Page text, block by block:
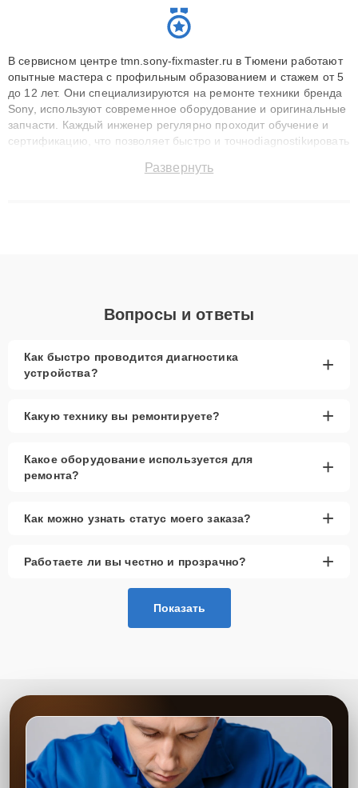
В сервисном центре tmn.sony-fixmaster.ru в Тюмени работают
опытные мастера с профильным образованием и стажем от 5
до 12 лет. Они специализируются на ремонте техники бренда
Sony, используют современное оборудование и оригинальные
запчасти. Каждый инженер регулярно проходит обучение и
сертификацию, что позволяет быстро и точноdiagnostikировать
до 3 лет. Наши мастера решают сложные случаи: от замены
Развернуть
Вопросы и ответы
Как быстро проводится диагностика
устройства?
+
Какую технику вы ремонтируете? +
Какое оборудование используется для
ремонта?
+
Как можно узнать статус моего заказа? +
Работаете ли вы честно и прозрачно? +
Показать